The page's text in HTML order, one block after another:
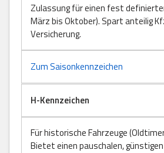
Zulassung für einen fest
März bis Oktober). Spart anteilig
Versicherung.
Zum Saisonkennzeichen
H-Kennzeichen
Für historische Fahrzeuge
Bietet einen pauschalen,